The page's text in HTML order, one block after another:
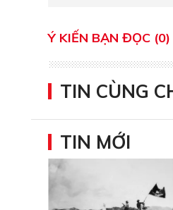
Ý KIẾN BẠN ĐỌC (0)
TIN CÙNG
TIN MỚI